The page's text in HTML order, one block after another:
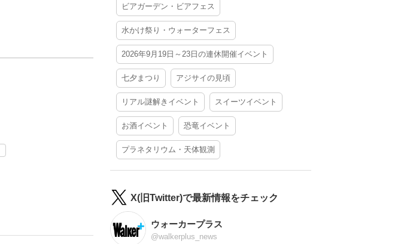
ビアガーデン・ビアフェス
水かけ祭り・ウォーターフェス
2026年9月19日～23日の連休開催イベント
七夕まつり アジサイの見頃
リアル謎解きイベント スイーツイベント
お酒イベント 恐竜イベント
プラネタリウム・天体観測
X(旧Twitter)で最新情報をチェック
ウォーカープラス
@walkerplus_news